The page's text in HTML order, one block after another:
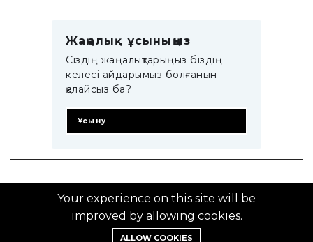
Жаңалық ұсыныңыз
Сіздің жаңалықтарыңыз біздің
келесі айдарымыз болғанын
қалайсыз ба?
Ұсыну
© 2014–2025 ZTB.KZ
Your experience on this site will be
improved by allowing cookies.
ALLOW COOKIES